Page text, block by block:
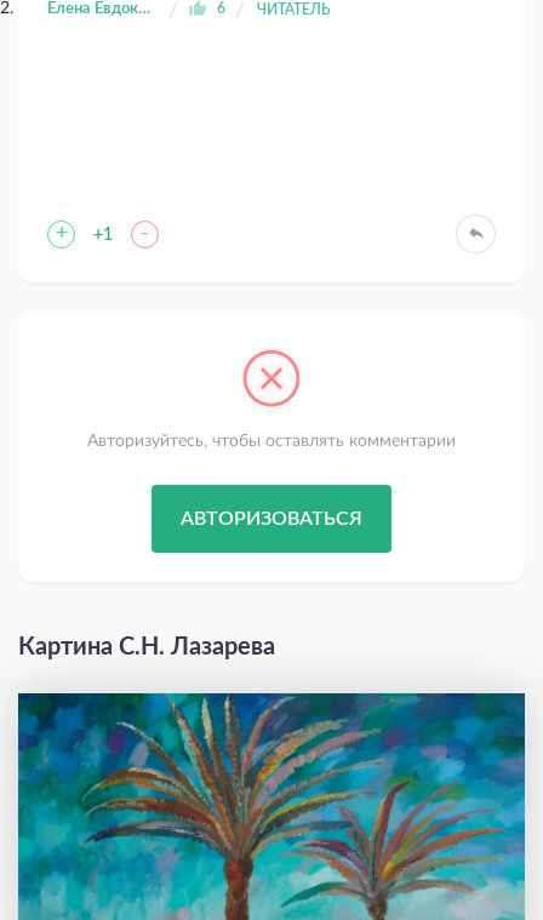
Елена Евдокимова 6 ЧИТАТЕЛЬ
+ +1 -
Авторизуйтесь, чтобы оставлять комментарии
АВТОРИЗОВАТЬСЯ
Картина С.Н. Лазарева